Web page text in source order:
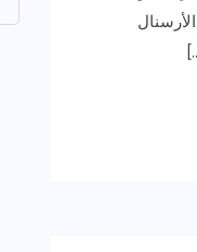
الأرسنال